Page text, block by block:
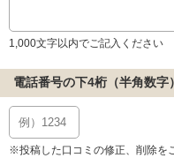
1,000文字以内でご記入ください
電話番号の下4桁（半角数字）
※投稿した口コミの修正、削除を